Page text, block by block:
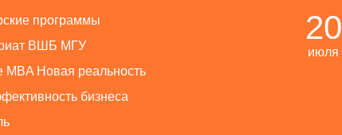
программы
ВШБ МГУ
MBA Новая реальность
бизнеса
20
июля